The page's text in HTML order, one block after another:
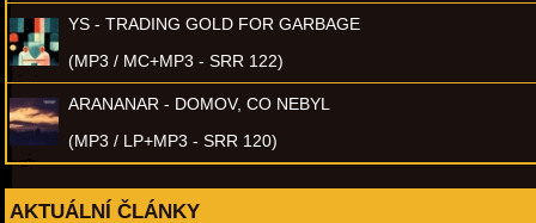
YS - TRADING GOLD FOR GARBAGE
(MP3 / MC+MP3 - SRR 122)
ARANANAR - DOMOV, CO NEBYL
(MP3 / LP+MP3 - SRR 120)
AKTUÁLNÍ ČLÁNKY